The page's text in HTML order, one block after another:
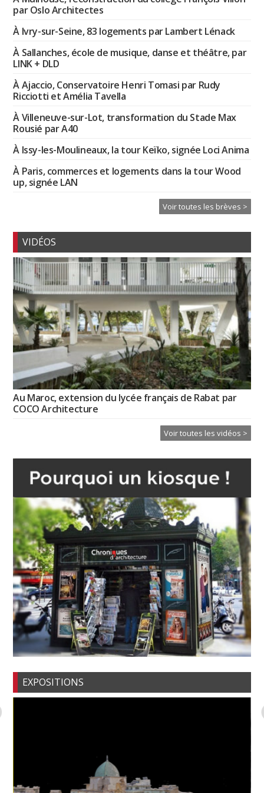
par Oslo Architectes
À Ivry-sur-Seine, 83 logements par Lambert Lénack
À Sallanches, école de musique, danse et théâtre, par
LINK + DLD
À Ajaccio, Conservatoire Henri Tomasi par Rudy
Ricciotti et Amélia Tavella
À Villeneuve-sur-Lot, transformation du Stade Max
Rousié par A40
À Issy-les-Moulineaux, la tour Keïko, signée Loci Anima
À Paris, commerces et logements dans la tour Wood
up, signée LAN
Voir toutes les brèves >
VIDÉOS
Au Maroc, extension du lycée français de Rabat par
COCO Architecture
Voir toutes les vidéos >
EXPOSITIONS